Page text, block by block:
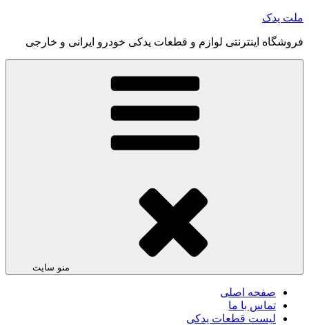
رفتن
محتوا
ملت یدک
فروشگاه اینترنتی لوازم و قطعات یدکی خودرو ایرانی و خارجی
منو سایت
صفحه اصلی
تماس با ما
لیست قطعات یدکی